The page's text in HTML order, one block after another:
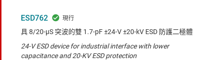
ESD762
具 8/20-µS 突波的雙 1.7-pF ±24-V ±20-kV ESD 防護二極體
24-V ESD device for industrial interface with lower
capacitance and 20-KV ESD protection